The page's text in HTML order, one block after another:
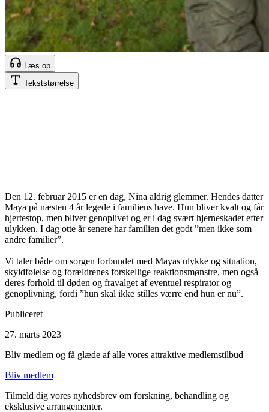
Læs op
Tekststørrelse
Den 12. februar 2015 er en dag, Nina aldrig glemmer. Hendes datter
Maya på næsten 4 år legede i familiens have. Hun bliver kvalt og får
hjertestop, men bliver genoplivet og er i dag svært hjerneskadet efter
ulykken. I dag otte år senere har familien det godt ”men ikke som
andre familier”.
Vi taler både om sorgen forbundet med Mayas ulykke og situation,
skyldfølelse og forældrenes forskellige reaktionsmønstre, men også
deres forhold til døden og fravalget af eventuel respirator og
genoplivning, fordi ”hun skal ikke stilles værre end hun er nu”.
Publiceret
27. marts 2023
Bliv medlem og få glæde af alle vores attraktive medlemstilbud
Bliv medlem
Tilmeld dig vores nyhedsbrev om forskning, behandling og
eksklusive arrangementer.